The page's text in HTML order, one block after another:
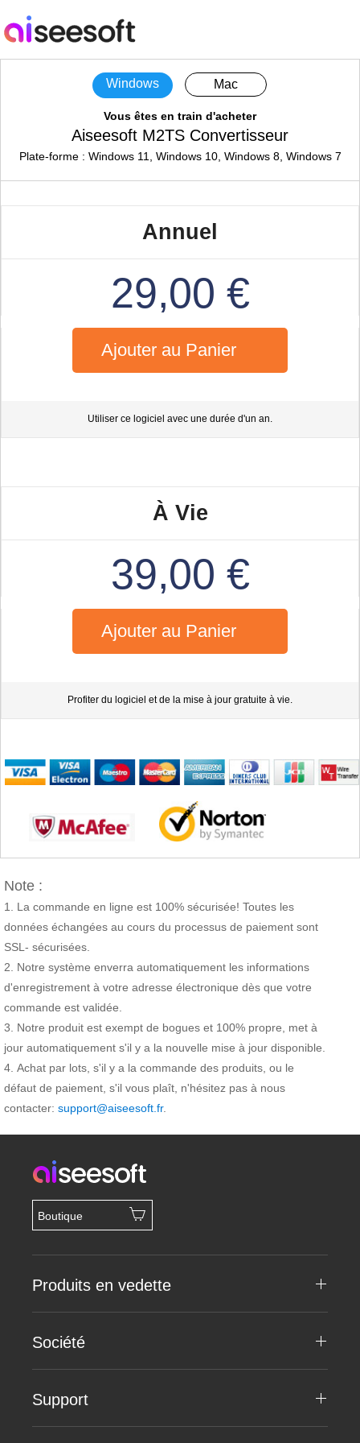
Windows Mac
Vous êtes en train d'acheter
Aiseesoft M2TS Convertisseur
Plate-forme : Windows 11, Windows 10, Windows 8, Windows 7
Annuel
29,00 €
Ajouter au Panier
Utiliser ce logiciel avec une durée d'un an.
À Vie
39,00 €
Ajouter au Panier
Profiter du logiciel et de la mise à jour gratuite à vie.
Note :
La commande en ligne est 100% sécurisée! Toutes les
données échangées au cours du processus de paiement sont
SSL- sécurisées.
Notre système enverra automatiquement les informations
d'enregistrement à votre adresse électronique dès que votre
commande est validée.
Notre produit est exempt de bogues et 100% propre, met à
jour automatiquement s'il y a la nouvelle mise à jour disponible.
Achat par lots, s'il y a la commande des produits, ou le
défaut de paiement, s'il vous plaît, n'hésitez pas à nous
contacter: support@aiseesoft.fr.
Boutique
Produits en vedette
Société
Support